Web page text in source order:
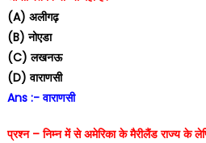
(A) अलीगढ़
(B) नोएडा
(C) लखनऊ
(D) वाराणसी
Ans :- वाराणसी
प्रश्न – निम्न में से अमेरिका के मैरीलैंड राज्य के